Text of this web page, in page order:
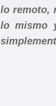
lo remoto,
lo mismo